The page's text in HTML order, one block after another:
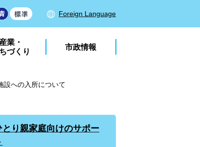
Foreign Language
産業・
づくり
市政情報
設への入所について
とり親家庭向けのサポー